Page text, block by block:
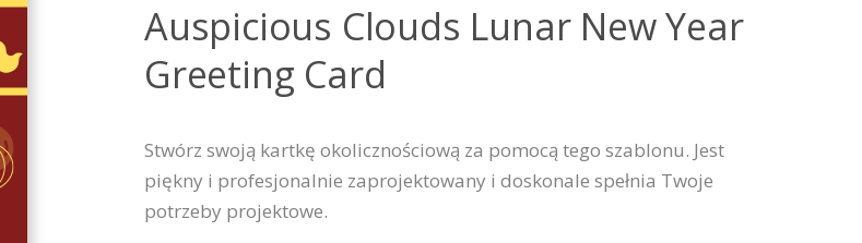
Auspicious Clouds Lunar New Year
Greeting Card
Stwórz swoją kartkę okolicznościową za pomocą tego szablonu. Jest
piękny i profesjonalnie zaprojektowany i doskonale spełnia Twoje
potrzeby projektowe.